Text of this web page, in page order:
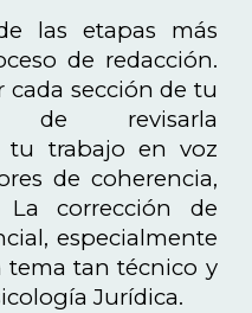
las etapas más
de redacción.
cada sección de tu
de revisarla
tu trabajo en voz
de coherencia,
corrección de
especialmente
tema tan técnico y
Jurídica.